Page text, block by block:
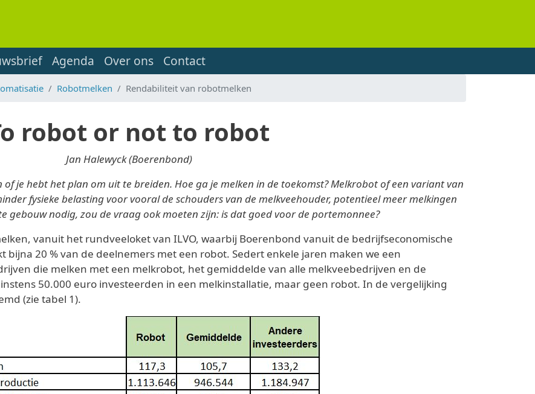
Agenda Over ons Contact
Robotmelken Rendabiliteit van robotmelken
robot or not to robot
Jan Halewyck (Boerenbond)
of je hebt het plan om uit te breiden. Hoe ga je melken in de toekomst? Melkrobot of een variant van
fysieke belasting voor vooral de schouders van de melkveehouder, potentieel meer melkingen
gebouw nodig, zou de vraag ook moeten zijn: is dat goed voor de portemonnee?
vanuit het rundveeloket van ILVO, waarbij Boerenbond vanuit de bedrijfseconomische
bijna 20 % van de deelnemers met een robot. Sedert enkele jaren maken we een
die melken met een melkrobot, het gemiddelde van alle melkveebedrijven en de
50.000 euro investeerden in een melkinstallatie, maar geen robot. In de vergelijking
(zie tabel 1).